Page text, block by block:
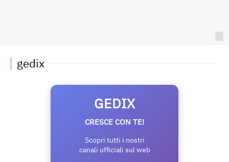
gedix
GEDIX
CRESCE CON TE!
Scopri tutti i nostri
canali ufficiali sul web